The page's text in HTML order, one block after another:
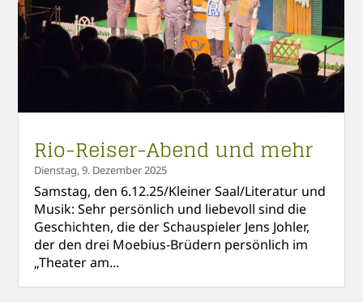
Rio-Reiser-Abend und mehr
Dienstag, 9. Dezember 2025
Samstag, den 6.12.25/Kleiner Saal/Literatur und
Musik: Sehr persönlich und liebevoll sind die
Geschichten, die der Schauspieler Jens Johler,
der den drei Moebius-Brüdern persönlich im
„Theater am...